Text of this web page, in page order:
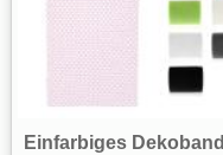
Einfarbiges Dekoband